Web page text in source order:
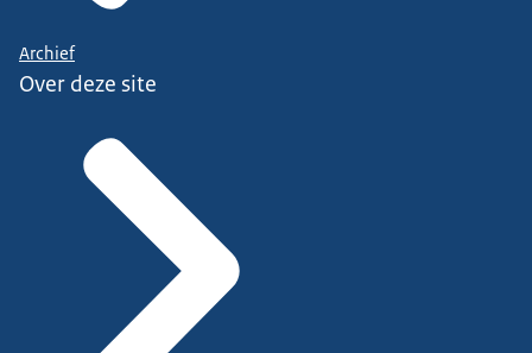
Archief
Over deze site